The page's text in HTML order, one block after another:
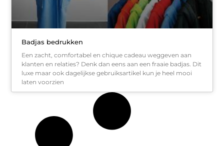
Badjas bedrukken
Een zacht, comfortabel en chique cadeau weggeven aan
klanten en relaties? Denk dan eens aan een fraaie badjas. Dit
luxe maar ook dagelijkse gebruiksartikel kun je heel mooi
laten voorzien